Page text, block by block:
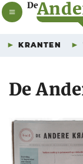
DeAnde
KRANTEN
De